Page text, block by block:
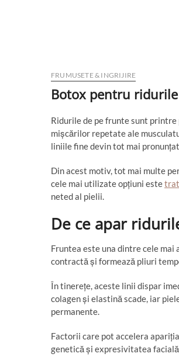
FRUMUSETE & INGRIJIRE
Botox pentru
Ridurile de pe frunte sunt
mișcărilor repetate ale
liniile fine devin tot mai
Din acest motiv, tot mai multe
cele mai utilizate opțiuni este
neted al pielii.
De ce apar
Fruntea este una dintre cele mai
contractă și formează pliuri
În tinerețe, aceste linii dispar
colagen și elastină scade, iar
permanente.
Factorii care pot accelera
genetică și expresivitatea